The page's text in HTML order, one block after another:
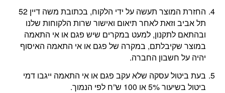
החזרת המוצר תעשה על ידי הלקוח, בכתובת משה דיין 52
תל אביב וזאת לאחר תיאום ואישור שרות הלקוחות שלנו
ובהתאם לתקנון, למעט במקרים שיש פגם או אי התאמה
במוצר שקיבלתם, במקרה של פגם או אי התאמה האיסוף
יהיה על חשבון החברה.
בעת ביטול עסקה שלא עקב פגם או אי התאמה ייגבו דמי
ביטול בשיעור 5% או 100 ש”ח לפי הנמוך.